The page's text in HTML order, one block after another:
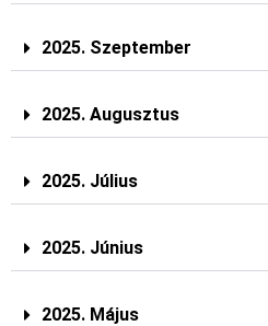
2025. Szeptember
2025. Augusztus
2025. Július
2025. Június
2025. Május